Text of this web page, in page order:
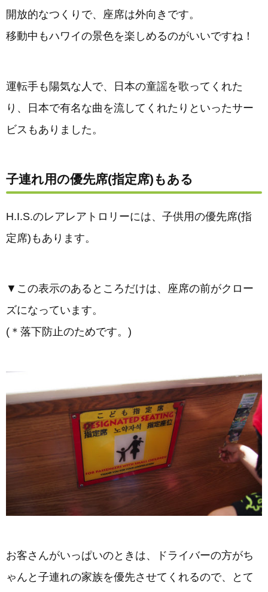
開放的なつくりで、座席は外向きです。
移動中もハワイの景色を楽しめるのがいいですね！
運転手も陽気な人で、日本の童謡を歌ってくれた
り、日本で有名な曲を流してくれたりといったサー
ビスもありました。
子連れ用の優先席(指定席)もある
H.I.S.のレアレアトロリーには、子供用の優先席(指
定席)もあります。
▼この表示のあるところだけは、座席の前がクロー
ズになっています。
(＊落下防止のためです。)
お客さんがいっぱいのときは、ドライバーの方がち
ゃんと子連れの家族を優先させてくれるので、とて